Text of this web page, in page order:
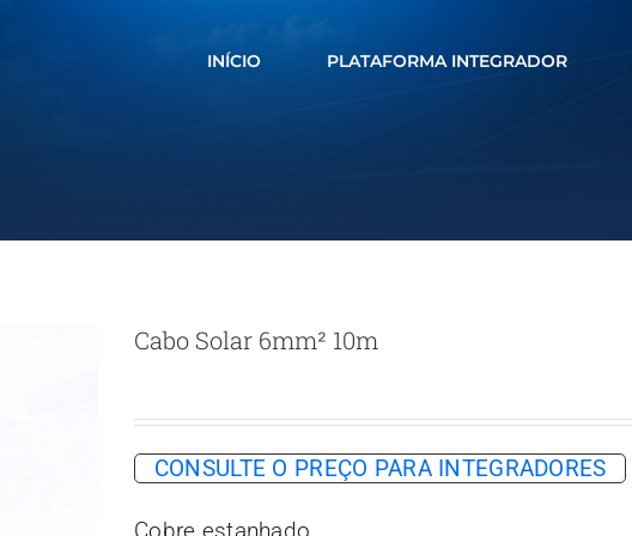
INÍCIO PLATAFORMA INTEGRADOR
Cabo Solar 6mm² 10m
CONSULTE O PREÇO PARA INTEGRADORES